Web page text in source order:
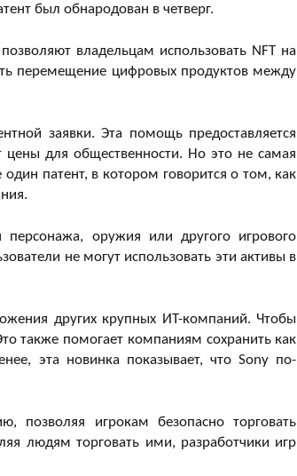
был обнародован в четверг.
владельцам использовать NFT на
перемещение цифровых продуктов между
заявки. Эта помощь предоставляется
для общественности. Но это не самая
патент, в котором говорится о том, как
персонажа, оружия или другого игрового
не могут использовать эти активы в
других крупных ИТ-компаний. Чтобы
также помогает компаниям сохранить как
эта новинка показывает, что Sony по-
позволяя игрокам безопасно торговать
людям торговать ими, разработчики игр